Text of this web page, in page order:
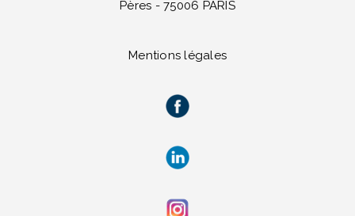
Pères - 75006 PARIS
Mentions légales